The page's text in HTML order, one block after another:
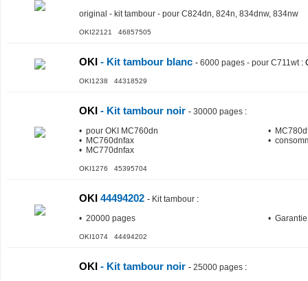
original - kit tambour - pour C824dn, 824n, 834dnw, 834nw
OKI22121 46857505
OKI - Kit tambour blanc - 6000 pages - pour C711wt:
OKI1238 44318529
OKI - Kit tambour noir - 30000 pages :
• pour OKI MC760dn
• MC760dnfax
• MC770dnfax
•
•
OKI1276 45395704
OKI 44494202 - Kit tambour :
• 20000 pages
•
OKI1074 44494202
OKI - Kit tambour noir - 25000 pages :